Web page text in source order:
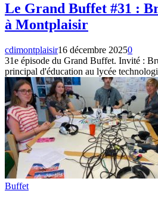
Le Grand Buffet #31 :
à Montplaisir
cdimontplaisir16 décembre 20250
31e épisode du Grand Buffet. Invité :
principal d'éducation au lycée
Buffet